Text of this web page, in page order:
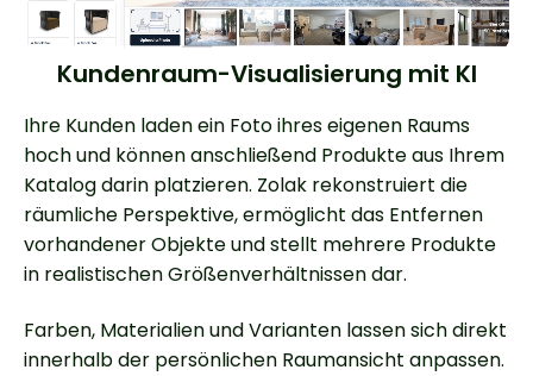
Kundenraum-Visualisierung mit KI
Ihre Kunden laden ein Foto ihres eigenen Raums
hoch und können anschließend Produkte aus Ihrem
Katalog darin platzieren. Zolak rekonstruiert die
räumliche Perspektive, ermöglicht das Entfernen
vorhandener Objekte und stellt mehrere Produkte
in realistischen Größenverhältnissen dar.
Farben, Materialien und Varianten lassen sich direkt
innerhalb der persönlichen Raumansicht anpassen.